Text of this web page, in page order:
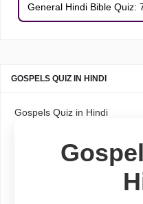
General Hindi Bible Quiz:
GOSPELS QUIZ IN HINDI
Gospels Quiz in Hindi